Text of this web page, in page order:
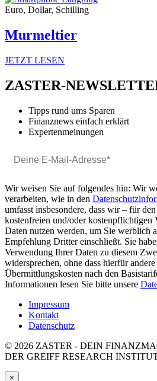
Euro, Dollar, Schilling
Murmeltier
JETZT LESEN
ZASTER-
Tipps rund ums Sparen
Finanznews einfach erklärt
Expertenmeinungen
Wir weisen Sie auf folgendes hin: Wir
verarbeiten, wie in den
umfasst insbesondere, dass wir – für
kostenfreien und/oder kostenpflichtigen
Daten nutzen werden, um Sie werblich
Empfehlung Dritter einschließt. Sie
Verwendung Ihrer Daten zu diesem
widersprechen, ohne dass hierfür
Übermittlungskosten nach den
Informationen lesen Sie bitte unsere
Impressum
Kontakt
Datenschutz
© 2026 ZASTER - DEIN
DER GREIFF RESEARCH
×